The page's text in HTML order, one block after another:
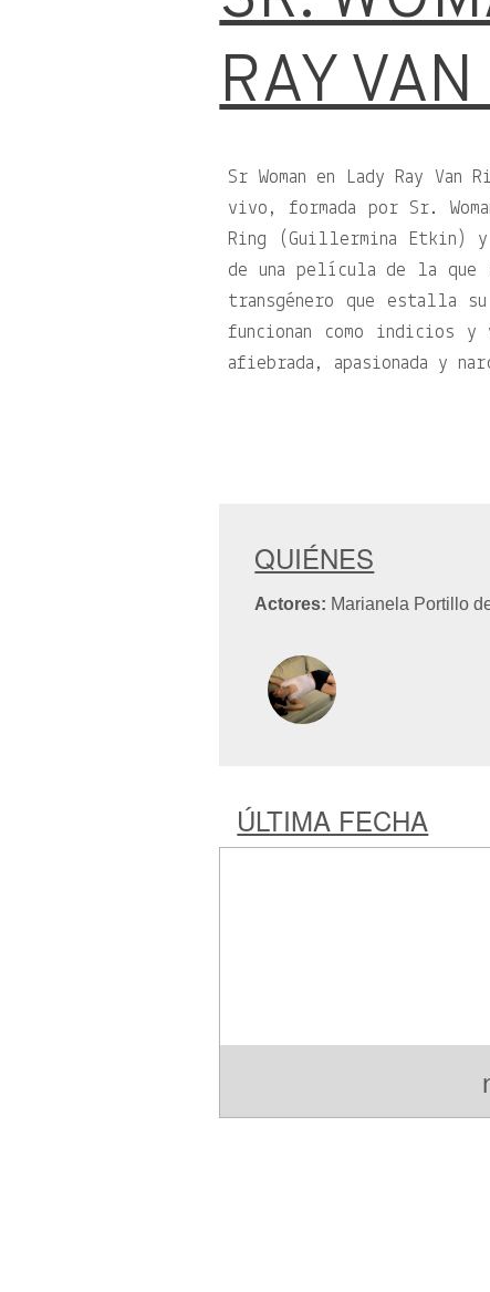
RAY
Sr Woman en Lady Ray Van
vivo, formada por Sr.
Ring (Guillermina Etkin)
de una película de la que
transgénero que estalla
funcionan como indicios
afiebrada, apasionada y
QUIÉNES
Actores: Marianela Portillo
ÚLTIMA FECHA